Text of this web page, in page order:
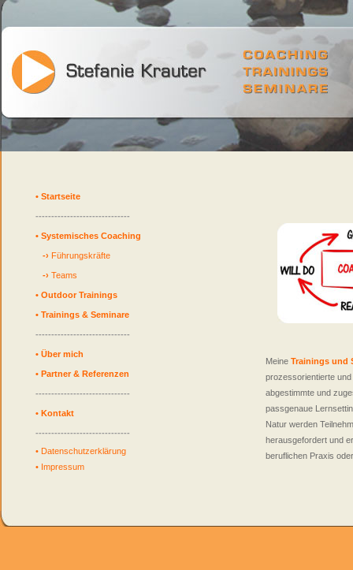
• Startseite
------------------------------
• Systemisches Coaching
-› Führungskräfte
-› Teams
• Outdoor Trainings
• Trainings & Seminare
------------------------------
• Über mich
• Partner & Referenzen
------------------------------
• Kontakt
------------------------------
• Datenschutzerklärung
• Impressum
Meine Trainings und
prozessorientierte
abgestimmte und
passgenaue
Natur werden
herausgefordert und
beruflichen Praxis